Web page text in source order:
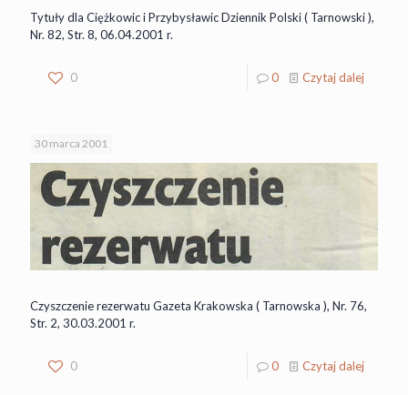
Tytuły dla Ciężkowic i Przybysławic Dziennik Polski ( Tarnowski ),
Nr. 82, Str. 8, 06.04.2001 r.
0 0 Czytaj dalej
30 marca 2001
Czyszczenie rezerwatu Gazeta Krakowska ( Tarnowska ), Nr. 76,
Str. 2, 30.03.2001 r.
0 0 Czytaj dalej